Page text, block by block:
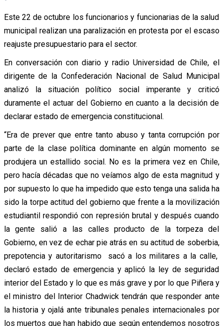
Este 22 de octubre los funcionarios y funcionarias de la salud
municipal realizan una paralización en protesta por el escaso
reajuste presupuestario para el sector.
En conversación con diario y radio Universidad de Chile, el
dirigente de la Confederación Nacional de Salud Municipal
analizó la situación político social imperante y criticó
duramente el actuar del Gobierno en cuanto a la decisión de
declarar estado de emergencia constitucional.
“Era de prever que entre tanto abuso y tanta corrupción por
parte de la clase política dominante en algún momento se
produjera un estallido social. No es la primera vez en Chile,
pero hacía décadas que no veíamos algo de esta magnitud y
por supuesto lo que ha impedido que esto tenga una salida ha
sido la torpe actitud del gobierno que frente a la movilización
estudiantil respondió con represión brutal y después cuando
la gente salió a las calles producto de la torpeza del
Gobierno, en vez de echar pie atrás en su actitud de soberbia,
prepotencia y autoritarismo sacó a los militares a la calle,
declaró estado de emergencia y aplicó la ley de seguridad
interior del Estado y lo que es más grave y por lo que Piñera y
el ministro del Interior Chadwick tendrán que responder ante
la historia y ojalá ante tribunales penales internacionales por
los muertos que han habido que según entendemos nosotros